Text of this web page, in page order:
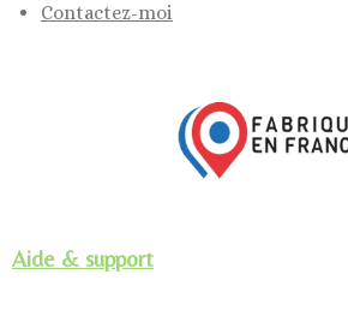
Contactez-moi
Aide & support